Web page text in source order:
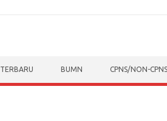
TERBARU BUMN CPNS/NON-CPNS